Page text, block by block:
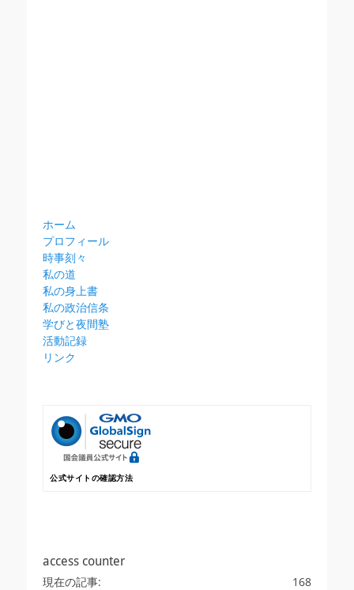
ホーム
プロフィール
時事刻々
私の道
私の身上書
私の政治信条
学びと夜間塾
活動記録
リンク
公式サイトの確認方法
access counter
168
現在の記事: